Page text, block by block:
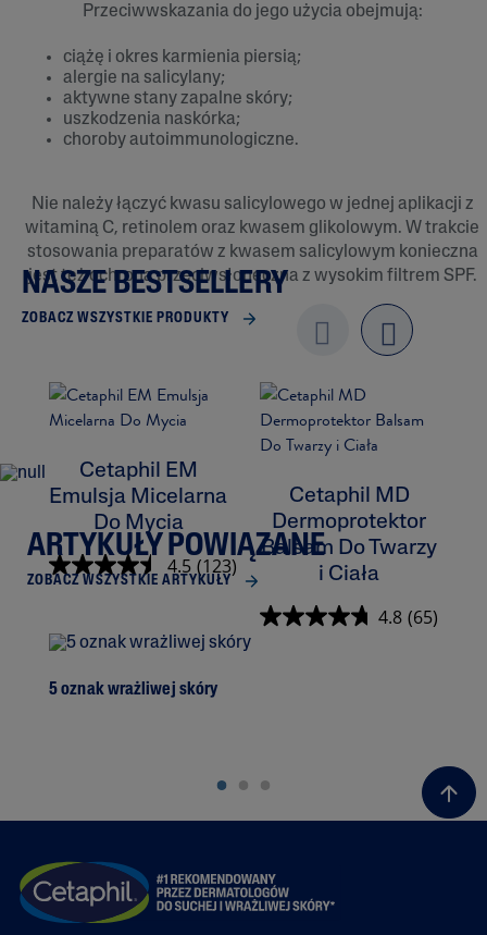
Przeciwwskazania do jego użycia obejmują:
ciążę i okres karmienia piersią;
alergie na salicylany;
aktywne stany zapalne skóry;
uszkodzenia naskórka;
choroby autoimmunologiczne.
Nie należy łączyć kwasu salicylowego w jednej aplikacji z
witaminą C, retinolem oraz kwasem glikolowym. W trakcie
stosowania preparatów z kwasem salicylowym konieczna
jest też ochrona przeciwsłoneczna z wysokim filtrem SPF.
NASZE BESTSELLERY
ZOBACZ WSZYSTKIE PRODUKTY
next
Cetaphil EM
Emulsja Micelarna
Do Mycia
4.5 (123)
Cetaphil MD
Dermoprotektor
Balsam Do Twarzy
i Ciała
4.8 (65)
ARTYKUŁY POWIĄZANE
ZOBACZ WSZYSTKIE ARTYKUŁY
5 oznak wrażliwej skóry